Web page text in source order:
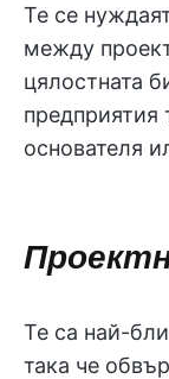
Те се
между
цялостната
предприятия
основателя
Те са най-
така че